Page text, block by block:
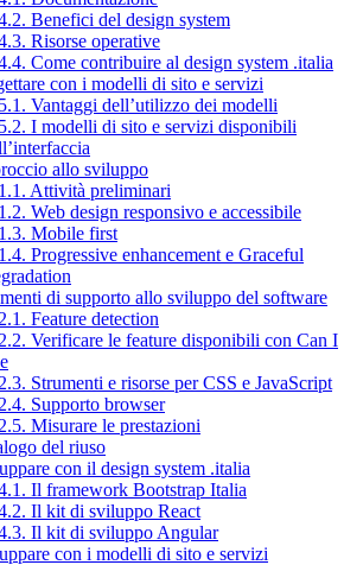
Benefici del design system
Risorse operative
Come contribuire al design system .italia
con i modelli di sito e servizi
Vantaggi dell’utilizzo dei modelli
I modelli di sito e servizi disponibili
allo sviluppo
Attività preliminari
Web design responsivo e accessibile
Mobile first
Progressive enhancement e Graceful
di supporto allo sviluppo del software
Feature detection
Verificare le feature disponibili con Can I
Strumenti e risorse per CSS e JavaScript
Supporto browser
Misurare le prestazioni
del riuso
con il design system .italia
Il framework Bootstrap Italia
Il kit di sviluppo React
Il kit di sviluppo Angular
con i modelli di sito e servizi